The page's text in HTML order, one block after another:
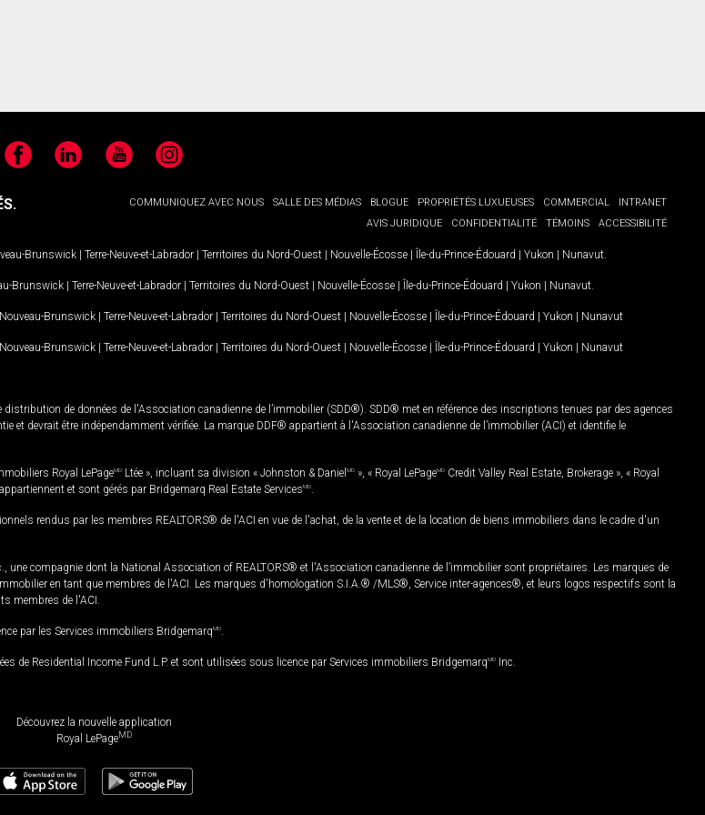
FacebookLinkedIn YouTubeInstagram
COMMUNIQUEZ AVEC NOUS SALLE DES MÉDIAS BLOGUE PROPRIÉTÉS LUXUEUSES COMMERCIAL
INTRANET
AVIS JURIDIQUE
CONFIDENTIALITÉ TÉMOINS ACCESSIBILITÉ
Brunswick | Terre-Neuve-et-Labrador | Territoires du Nord-Ouest | Nouvelle-Écosse | Île-du-Prince-Édouard | Yukon | Nunavut
Brunswick | Terre-Neuve-et-Labrador | Territoires du Nord-Ouest | Nouvelle-Écosse | Île-du-Prince-Édouard | Yukon | Nunavut
Nouveau-Brunswick | Terre-Neuve-et-Labrador | Territoires du Nord-Ouest | Nouvelle-Écosse | Île-du-Prince-Édouard | Yukon | Nunavut
Nouveau-Brunswick | Terre-Neuve-et-Labrador | Territoires du Nord-Ouest | Nouvelle-Écosse | Île-du-Prince-Édouard | Yukon | Nunavut
distribution de données de l'Association canadienne de l’immobilier (SDD®). SDD® met en référence des inscriptions tenues par des agences
devrait être indépendamment vérifiée. La marque DDF® appartient à l'Association canadienne de l’immobilier (ACI) et identifie le
Royal LePageMD Ltée », incluant sa division « Johnston & Daniel MD », « Royal LePageMD Credit Valley Real Estate, Brokerage », « Royal
et sont gérés par Bridgemarq Real Estate ServicesMD
rendus par les membres REALTORS® de l'ACI en vue de l'achat, de la vente et de la location de biens immobiliers dans le cadre d'un
une compagnie dont la National Association of REALTORS® et l'Association canadienne de l’immobilier sont propriétaires. Les marques de
en tant que membres de l'ACI. Les marques d'homologation S.I.A.® /MLS®, Service inter-agences®, et leurs logos respectifs sont la
membres de l'ACI.
par les Services immobiliers BridgemarqMD
de Residential Income Fund L.P. et sont utilisées sous licence par Services immobiliers BridgemarqMD Inc.
Découvrez la nouvelle application
Royal LePageMD